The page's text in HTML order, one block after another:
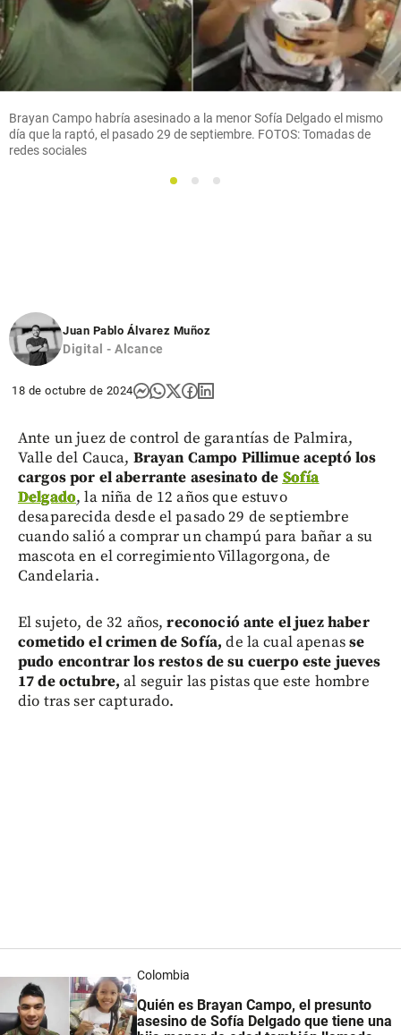
Brayan Campo habría asesinado a la menor Sofía Delgado el mismo
día que la raptó, el pasado 29 de septiembre. FOTOS: Tomadas de
redes sociales
1 2 3
Juan Pablo Álvarez Muñoz
Digital - Alcance
18 de octubre de 2024
Ante un juez de control de garantías de Palmira,
Valle del Cauca, Brayan Campo Pillimue aceptó los
cargos por el aberrante asesinato de Sofía
Delgado, la niña de 12 años que estuvo
desaparecida desde el pasado 29 de septiembre
cuando salió a comprar un champú para bañar a su
mascota en el corregimiento Villagorgona, de
Candelaria.
El sujeto, de 32 años,reconoció ante el juez haber
cometido el crimen de Sofía,de la cual apenasse
pudo encontrar los restos de su cuerpo este jueves
17 de octubre, al seguir las pistas que este hombre
dio tras ser capturado.
Colombia
Quién es Brayan Campo, el presunto
asesino de Sofía Delgado que tiene una